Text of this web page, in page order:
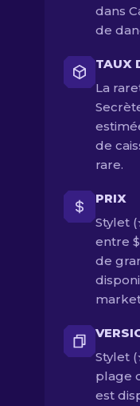
dans
de
TAUX
La
de
rare.
PRIX
Stylet
entre
de
Stylet
plage
est